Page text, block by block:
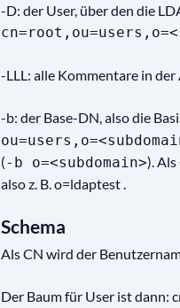
-D: der User, über den die
-LLL: alle Kommentare in
-b: der Base-DN, also die
(-b o=<subdomain>). Als
also z. B. o=ldaptest .
Schema
Als CN wird der
Der Baum für User ist dann: